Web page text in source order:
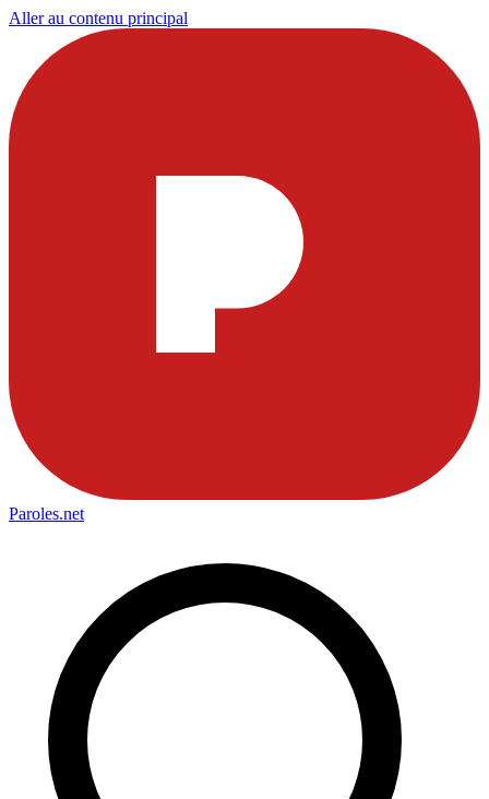
Aller au contenu principal
Paroles.net